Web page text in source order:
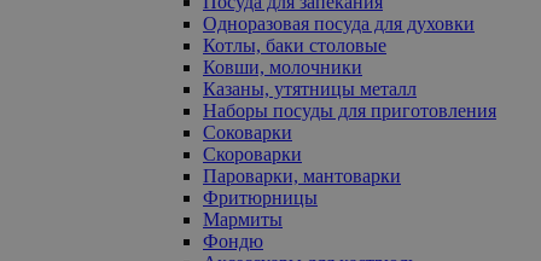
Одноразовая посуда для духовки
Котлы, баки столовые
Ковши, молочники
Казаны, утятницы металл
Наборы посуды для приготовления
Соковарки
Скороварки
Пароварки, мантоварки
Фритюрницы
Мармиты
Фондю